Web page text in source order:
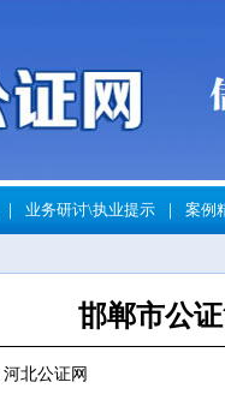
｜ 业务研讨\执业提示 ｜ 案例
邯郸市公
河北公证网